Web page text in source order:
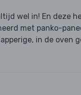
wel in! En deze
met panko-
in de oven